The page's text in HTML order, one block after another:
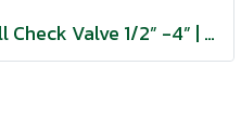
Ball Check Valve 1/2” -4” | บอลเช็ควาล์ว